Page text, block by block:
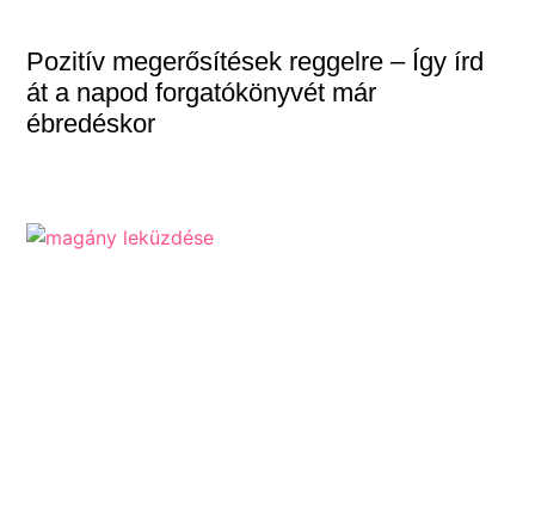
Pozitív megerősítések reggelre – Így írd
át a napod forgatókönyvét már
ébredéskor